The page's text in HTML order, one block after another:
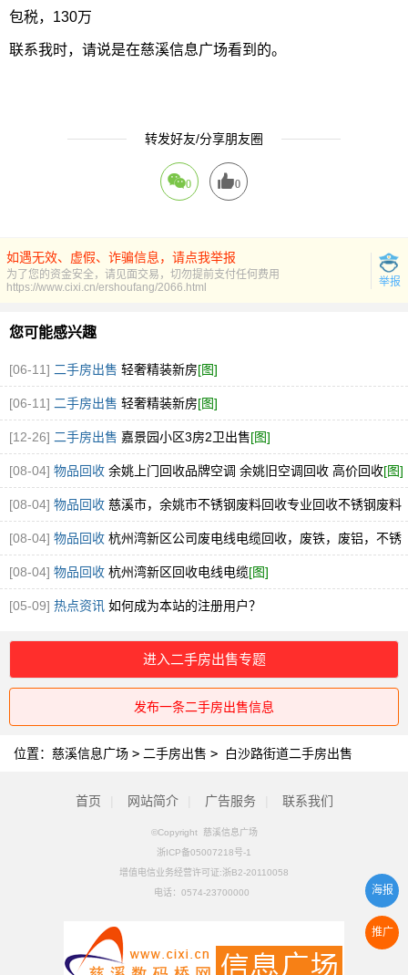
包税，130万
联系我时，请说是在慈溪信息广场看到的。
转发好友/分享朋友圈
0 0
如遇无效、虚假、诈骗信息，请点我举报
为了您的资金安全，请见面交易，切勿提前支付任何费用
举报
https://www.cixi.cn/ershoufang/2066.html
您可能感兴趣
[06-11] 二手房出售 轻奢精装新房[图]
[06-11] 二手房出售 轻奢精装新房[图]
[12-26] 二手房出售 嘉景园小区3房2卫出售[图]
[08-04] 物品回收 余姚上门回收品牌空调 余姚旧空调回收 高价回收[图]
[08-04] 物品回收 慈溪市，余姚市不锈钢废料回收专业回收不锈钢废料
304.316厂家直接收购[图]
[08-04] 物品回收 杭州湾新区公司废电线电缆回收，废铁，废铝，不锈
钢回收[图]
[08-04] 物品回收 杭州湾新区回收电线电缆[图]
[05-09] 热点资讯 如何成为本站的注册用户？
进入二手房出售专题
发布一条二手房出售信息
位置： 慈溪信息广场 > 二手房出售 > 白沙路街道二手房出售
首页 网站简介 广告服务 联系我们
©Copyright 慈溪信息广场
浙ICP备05007218号-1
增值电信业务经营许可证:浙B2-20110058
电话： 0574-23700000
推广
海报